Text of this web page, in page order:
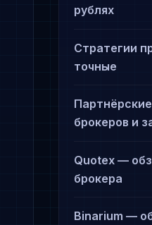
рублях
Стратегии
точные
брокеров и
Quotex —
брокера
Binarium —